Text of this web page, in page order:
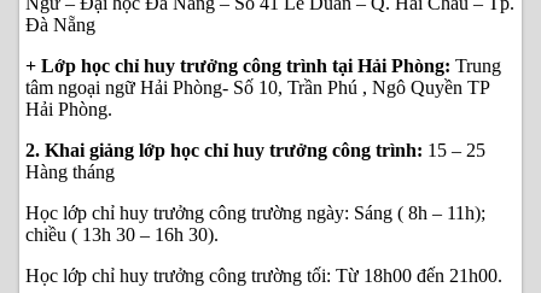
Đà Nẵng
+ Lớp học chỉ huy trưởng công trình tại Hải Phòng: Trung
tâm ngoại ngữ Hải Phòng- Số 10, Trần Phú , Ngô Quyền TP
Hải Phòng.
2. Khai giảng lớp học chỉ huy trưởng công trình: 15 – 25
Hàng tháng
Học lớp chỉ huy trưởng công trường ngày: Sáng ( 8h – 11h);
chiều ( 13h 30 – 16h 30).
Học lớp chỉ huy trưởng công trường tối: Từ 18h00 đến 21h00.